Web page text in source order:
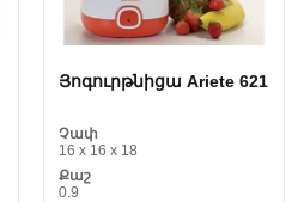
Յոգուրթնիցա Ariete 621
Չափ
16 x 16 x 18
Քաշ
0.9